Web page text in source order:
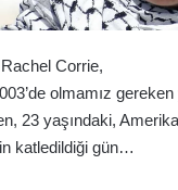
Corrie,
olmamız
23 yaşındaki,
katledildiği gün…